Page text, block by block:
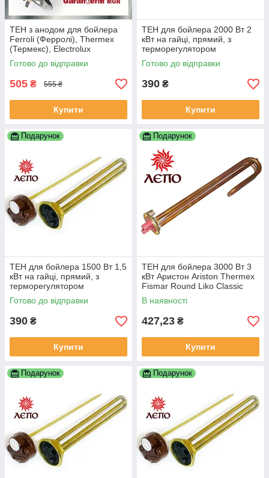
ТЕН з анодом для бойлера
Ferroli (Ферролі), Thermex
(Термекс), Electrolux
(Електролюкс), Garanterm
(Гарантерм) 1500 Вт
Готово до відправки
505 ₴ 555 ₴
Купити
ТЕН для бойлера 2000 Вт 2
кВт на гайці, прямий, з
терморегулятором
Готово до відправки
390 ₴
Купити
Подарунок
ТЕН для бойлера 1500 Вт 1,5
кВт на гайці, прямий, з
терморегулятором
Готово до відправки
390 ₴
Купити
Подарунок
ТЕН для бойлера 3000 Вт 3
кВт Аристон Ariston Thermex
Fismar Round Liko Classic
Alpari Реал DeLuxe та ін.
В наявності
427,23 ₴
Купити
Подарунок Подарунок